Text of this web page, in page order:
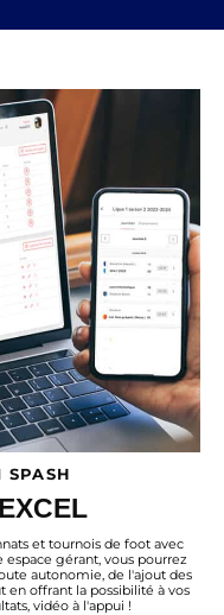
et tournois de foot avec
gérant, vous pourrez
autonomie, de l'ajout des
en offrant la possibilité à vos
vidéo à l'appui !